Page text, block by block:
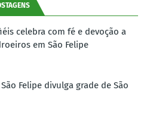
celebra com fé e devoção a
em São Felipe
Felipe divulga grade de São